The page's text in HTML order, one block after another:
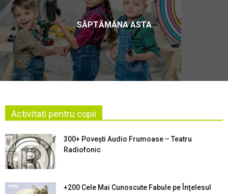
SĂPTĂMÂNA ASTA
Activitati pentru copii
300+ Povești Audio Frumoase – Teatru
Radiofonic
+200 Cele Mai Cunoscute Fabule pe Înţelesul